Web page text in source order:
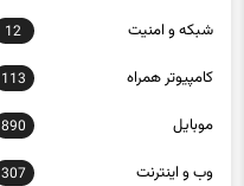
شبكه و امنيت 12
كامپيوتر همراه 113
موبايل 890
وب و اينترنت 307